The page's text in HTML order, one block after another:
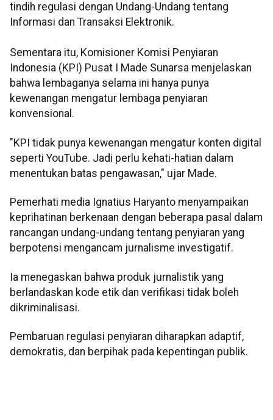
tindih regulasi dengan Undang-Undang tentang
Informasi dan Transaksi Elektronik.
Sementara itu, Komisioner Komisi Penyiaran
Indonesia (KPI) Pusat I Made Sunarsa menjelaskan
bahwa lembaganya selama ini hanya punya
kewenangan mengatur lembaga penyiaran
konvensional.
"KPI tidak punya kewenangan mengatur konten digital
seperti YouTube. Jadi perlu kehati-hatian dalam
menentukan batas pengawasan," ujar Made.
Pemerhati media Ignatius Haryanto menyampaikan
keprihatinan berkenaan dengan beberapa pasal dalam
rancangan undang-undang tentang penyiaran yang
berpotensi mengancam jurnalisme investigatif.
Ia menegaskan bahwa produk jurnalistik yang
berlandaskan kode etik dan verifikasi tidak boleh
dikriminalisasi.
Pembaruan regulasi penyiaran diharapkan adaptif,
demokratis, dan berpihak pada kepentingan publik.